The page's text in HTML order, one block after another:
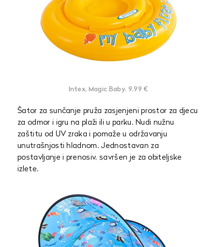
Intex, Magic Baby, 9,99 €
Šator za sunčanje pruža zasjenjeni prostor za djecu
za odmor i igru ​​na plaži ili u parku. Nudi nužnu
zaštitu od UV zraka i pomaže u održavanju
unutrašnjosti hladnom. Jednostavan za
postavljanje i prenosiv, savršen je za obiteljske
izlete.